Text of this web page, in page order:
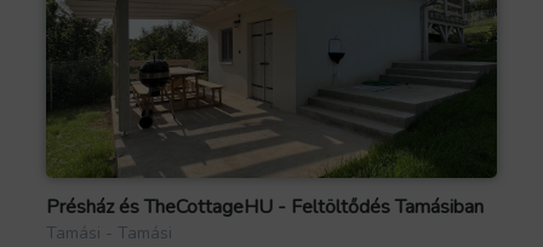
Présház és TheCottageHU - Feltöltődés Tamásiban
Tamási - Tamási